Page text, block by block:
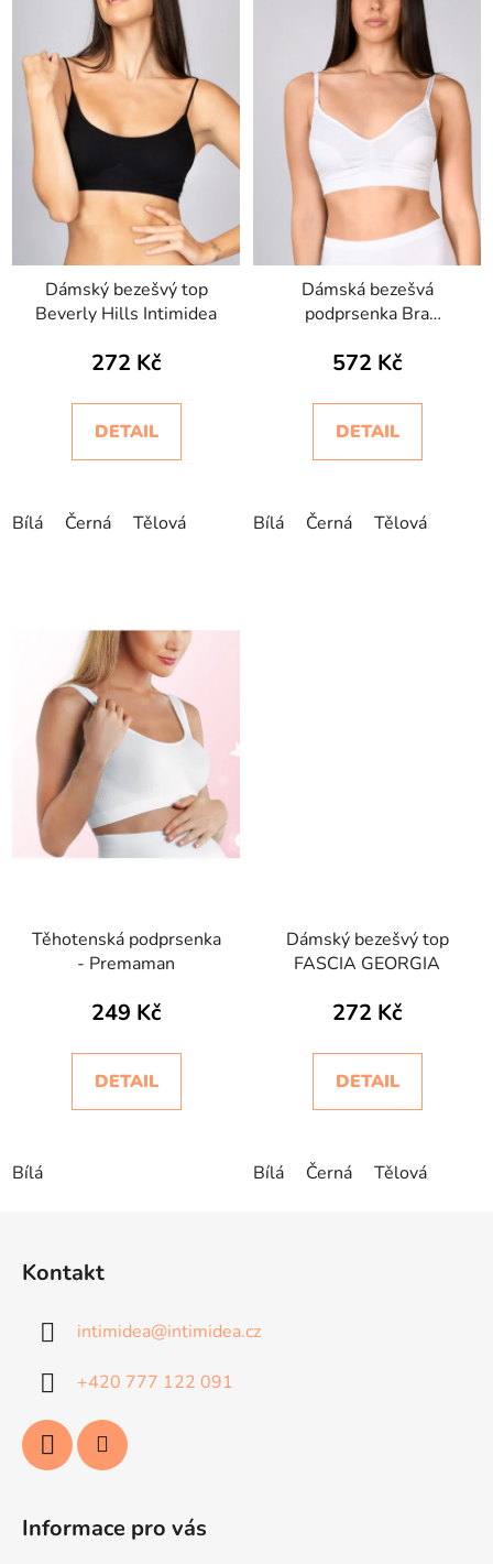
Dámský bezešvý top
Beverly Hills Intimidea
272 Kč
DETAIL
Bílá Černá Tělová
Dámská bezešvá
podprsenka Bra
Intimidea
572 Kč
DETAIL
Bílá Černá Tělová
Těhotenská podprsenka
- Premaman
249 Kč
DETAIL
Bílá
Dámský bezešvý top
FASCIA GEORGIA
272 Kč
DETAIL
Bílá Černá Tělová
Kontakt
intimidea@intimidea.cz
+420 777 122 091
Informace pro vás